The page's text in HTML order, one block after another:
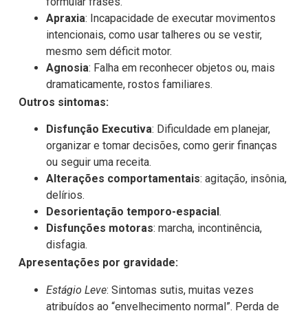
Apraxia: Incapacidade de executar movimentos
intencionais, como usar talheres ou se vestir,
mesmo sem déficit motor.
Agnosia: Falha em reconhecer objetos ou, mais
dramaticamente, rostos familiares.
Outros sintomas:
Disfunção Executiva: Dificuldade em planejar,
organizar e tomar decisões, como gerir finanças
ou seguir uma receita.
Alterações comportamentais: agitação, insônia,
delírios.
Desorientação temporo-espacial .
Disfunções motoras: marcha, incontinência,
disfagia.
Apresentações por gravidade:
Estágio Leve: Sintomas sutis, muitas vezes
atribuídos ao “envelhecimento normal”. Perda de